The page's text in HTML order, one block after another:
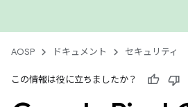
AOSP ドキュメント セキュリティ
この情報は役に立ちましたか？